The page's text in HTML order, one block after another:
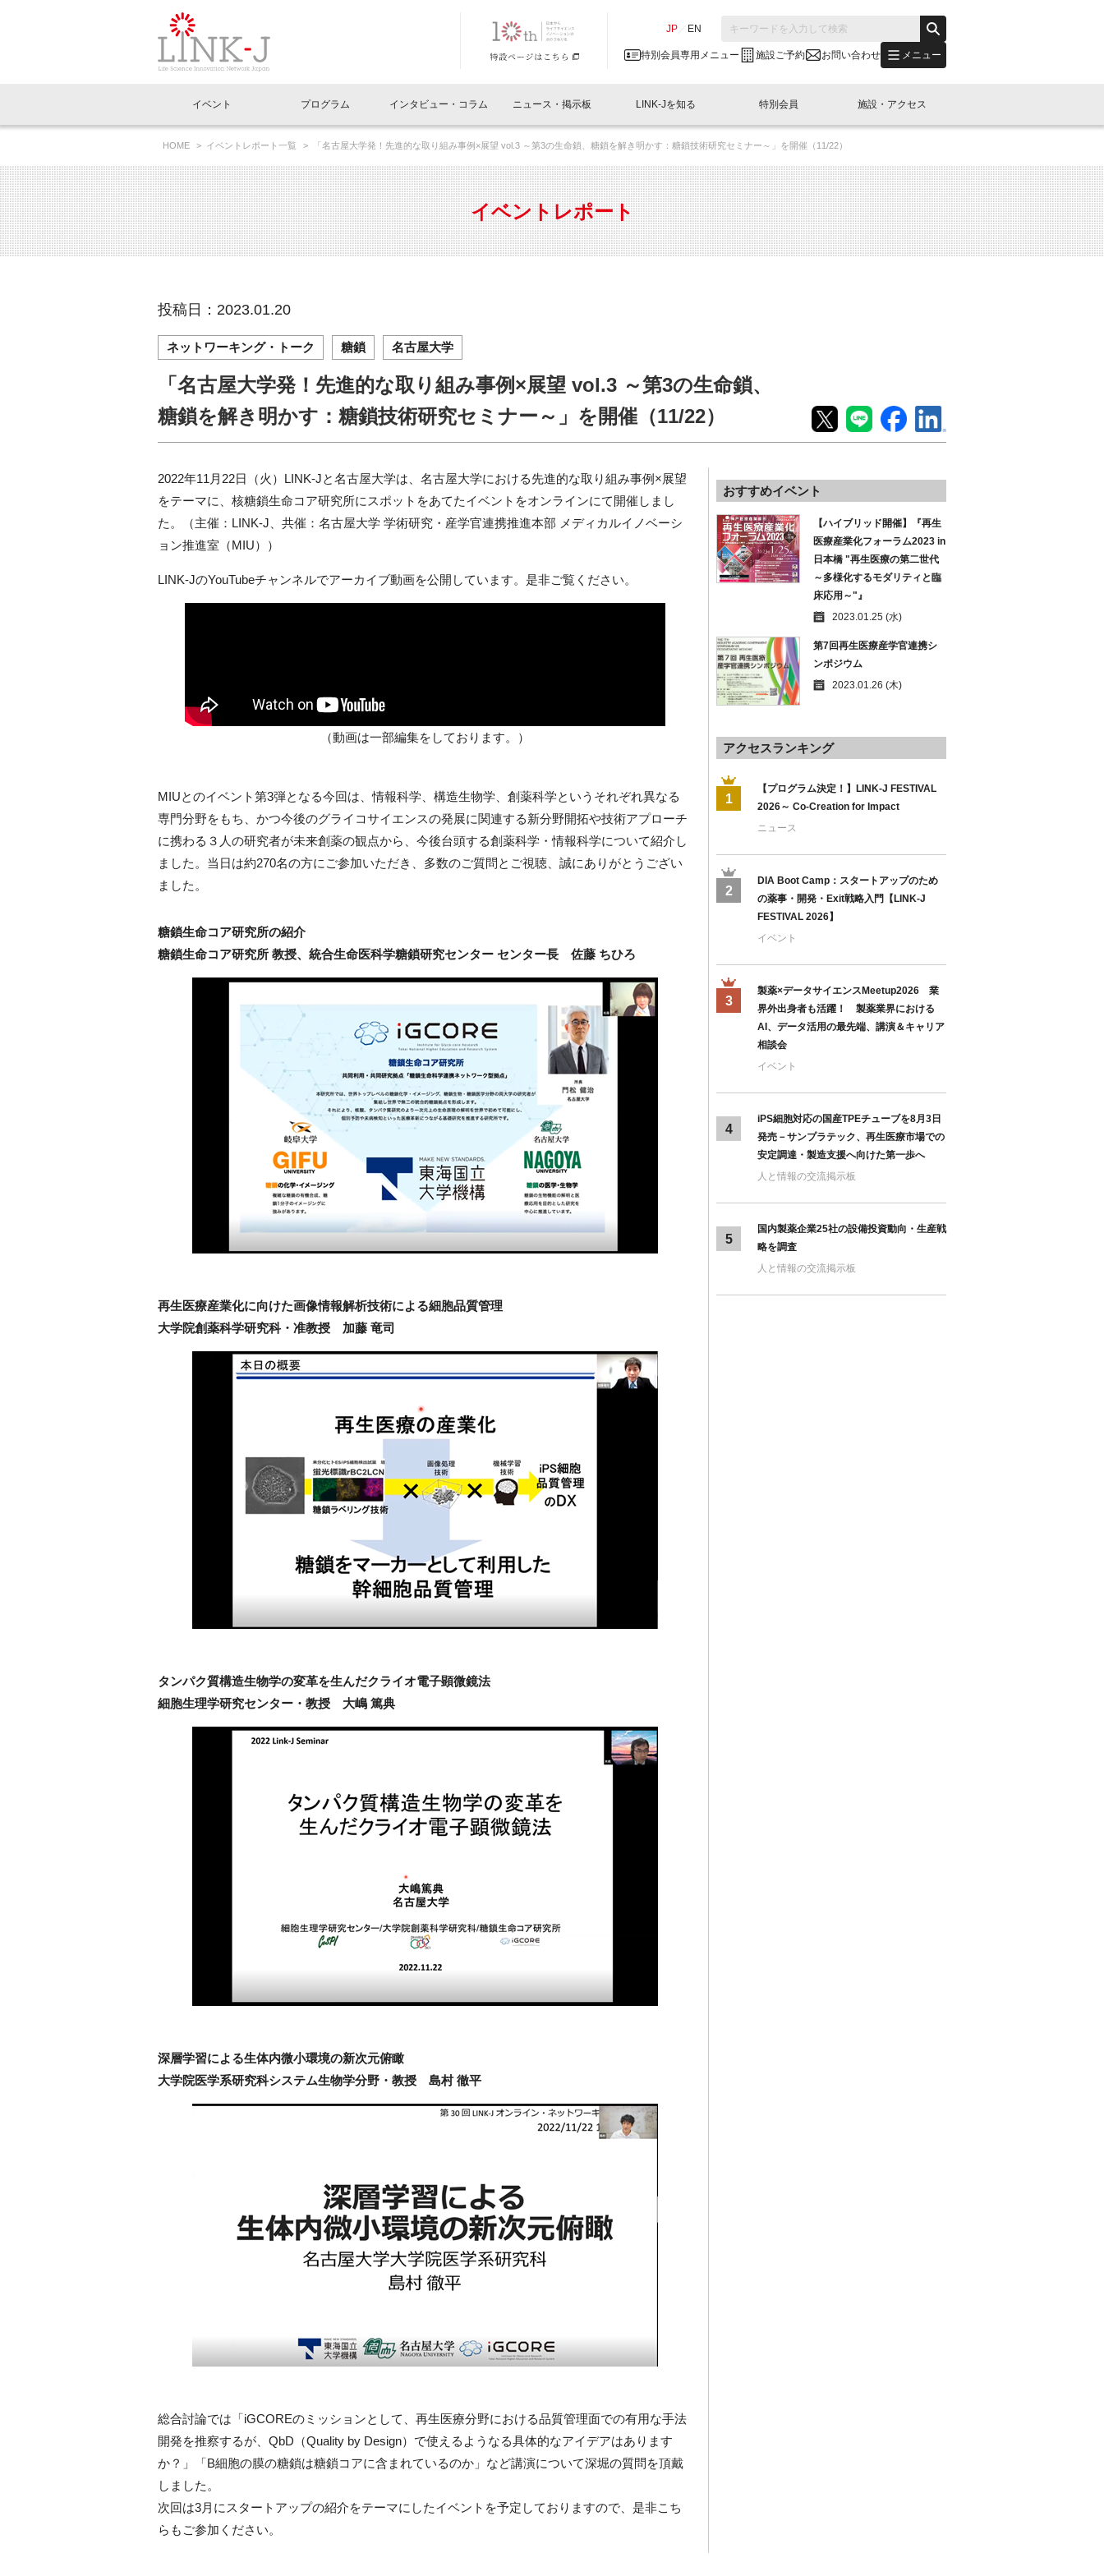
JP EN
特別会員専用メニュー 施設ご予約 お問い合わせ メニュー
イベントお知らせメール登録
閉じる
イベント
イベント一覧
LINK-J主催・共催 特別会員開催
LINK-J協賛・協力 出展・参加
イベントレポート一覧
LINK-J主催・共催 特別会員開催
LINK-J協賛・協力 出展・参加
プログラム
Out of Box相談室 What's "UNIKORN"？ What's "LINK-BioBAY TOKYO"？
インタビュー・コラム
インタビュー・コラム一覧
スペシャルインタビュー ベンチャーインタビュー 会報誌 (News Letter)
連載コラム サポーターコラム 日本橋コラム
ニュース・掲示板
ニュース一覧
トピック プレスリリース
メディア情報 海外関連
協賛・協力
人と情報の交流掲示板一覧
会員プレスリリース ニュース・事業紹介
募集 イベント
LINK-Jを知る
理事長挨拶 Why in Nihonbashi What’s LINK-J WEST
国内外連携 サポーター紹介 事業内容
組織概要 パンフレット GTB日本橋エリアについて
特別会員
特別会員一覧 特別会員について 入会申し込み
専用メニューはこちら
施設・アクセス
ラウンジ・会議室 オフィス・ラボ 施設ご予約
アクセス
HOME イベントレポート一覧 「名古屋大学発！先進的な取り組み事例×展望 vol.3 ～第3の生命鎖、糖鎖を解き明かす：糖鎖技術研究セミナー～」を開催（11/22）
イベントレポート
投稿日：2023.01.20
ネットワーキング・トーク 糖鎖 名古屋大学
「名古屋大学発！先進的な取り組み事例×展望 vol.3 ～第3の生命鎖、
糖鎖を解き明かす：糖鎖技術研究セミナー～」を開催（11/22）
2022年11月22日（火）LINK-Jと名古屋大学は、名古屋大学における先進的な取り組み事例×展望
をテーマに、核糖鎖生命コア研究所にスポットをあてたイベントをオンラインにて開催しまし
た。（主催：LINK-J、共催：名古屋大学 学術研究・産学官連携推進本部 メディカルイノベーシ
ョン推進室（MIU））
LINK-JのYouTubeチャンネルでアーカイブ動画を公開しています。是非ご覧ください。
（動画は一部編集をしております。）
MIUとのイベント第3弾となる今回は、情報科学、構造生物学、創薬科学というそれぞれ異なる
専門分野をもち、かつ今後のグライコサイエンスの発展に関連する新分野開拓や技術アプローチ
に携わる３人の研究者が未来創薬の観点から、今後台頭する創薬科学・情報科学について紹介し
ました。当日は約270名の方にご参加いただき、多数のご質問とご視聴、誠にありがとうござい
ました。
糖鎖生命コア研究所の紹介
糖鎖生命コア研究所 教授、統合生命医科学糖鎖研究センター センター長 佐藤 ちひろ
再生医療産業化に向けた画像情報解析技術による細胞品質管理
大学院創薬科学研究科・准教授 加藤 竜司
タンパク質構造生物学の変革を生んだクライオ電子顕微鏡法
細胞生理学研究センター・教授 大嶋 篤典
深層学習による生体内微小環境の新次元俯瞰
大学院医学系研究科システム生物学分野・教授 島村 徹平
総合討論では「iGCOREのミッションとして、再生医療分野における品質管理面での有用な手法
開発を推察するが、QbD（Quality by Design）で使えるようなる具体的なアイデアはあります
か？」「B細胞の膜の糖鎖は糖鎖コアに含まれているのか」など講演について深堀の質問を頂戴
しました。
次回は3月にスタートアップの紹介をテーマにしたイベントを予定しておりますので、是非こち
らもご参加ください。
おすすめイベント
【ハイブリッド開催】『再生
医療産業化フォーラム2023 in
日本橋 "再生医療の第二世代
～多様化するモダリティと臨
床応用～"』
2023.01.25 (水)
第7回再生医療産学官連携シ
ンポジウム
2023.01.26 (木)
アクセスランキング
1
【プログラム決定！】LINK-J FESTIVAL
2026～ Co-Creation for Impact
ニュース
2
DIA Boot Camp：スタートアップのため
の薬事・開発・Exit戦略入門【LINK-J
FESTIVAL 2026】
イベント
3
製薬×データサイエンスMeetup2026 業
界外出身者も活躍！ 製薬業界における
AI、データ活用の最先端、講演＆キャリア
相談会
イベント
4
iPS細胞対応の国産TPEチューブを8月3日
発売－サンプラテック、再生医療市場での
安定調達・製造支援へ向けた第一歩へ
人と情報の交流掲示板
5
国内製薬企業25社の設備投資動向・生産戦
略を調査
人と情報の交流掲示板